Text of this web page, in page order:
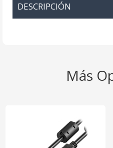
DESCRIPCIÓN
Más